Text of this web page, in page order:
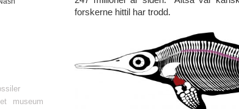
forskerne hittil har trodd.
museum